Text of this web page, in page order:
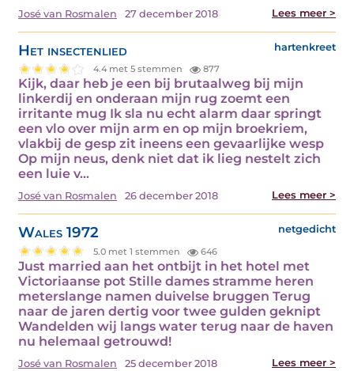
José van Rosmalen 27 december 2018 Lees meer >
Het insectenlied hartenkreet
4.4 met 5 stemmen 877
Kijk, daar heb je een bij brutaalweg bij mijn
linkerdij en onderaan mijn rug zoemt een
irritante mug Ik sla nu echt alarm daar springt
een vlo over mijn arm en op mijn broekriem,
vlakbij de gesp zit ineens een gevaarlijke wesp
Op mijn neus, denk niet dat ik lieg nestelt zich
een luie v...
José van Rosmalen 26 december 2018 Lees meer >
Wales 1972 netgedicht
5.0 met 1 stemmen 646
Just married aan het ontbijt in het hotel met
Victoriaanse pot Stille dames stramme heren
meterslange namen duivelse bruggen Terug
naar de jaren dertig voor twee gulden geknipt
Wandelden wij langs water terug naar de haven
nu helemaal getrouwd!
José van Rosmalen 25 december 2018 Lees meer >